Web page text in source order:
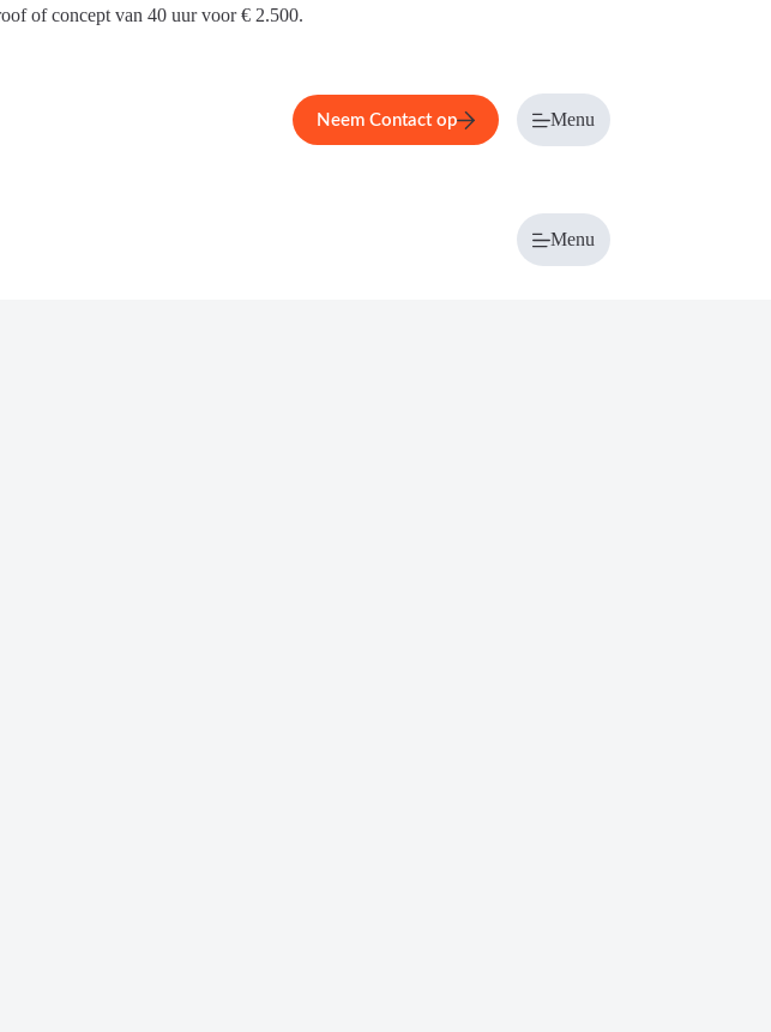
of concept van 40 uur voor € 2.500.
Neem Contact op Menu
Menu